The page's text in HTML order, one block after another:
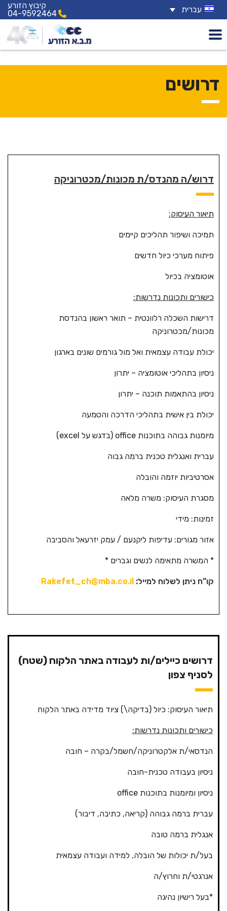
עברית
קיבוץ הזורע
04-9592464
דרושים
דרוש/ה מהנדס/ת מכונות/מכטרוניקה
תיאור העיסוק:
תמיכה ושיפור תהליכים קיימים
פיתוח מערכי כיול חדשים
אוטומציה בכיול
כישורים ותכונות נדרשות:
דרישות השכלה רלוונטית – תואר ראשון בהנדסת
מכונות/מכטרוניקה
יכולת עבודה עצמאית ואל מול גורמים שונים בארגון
ניסיון בתהליכי אוטומציה – יתרון
ניסיון בהתאמות תוכנה – יתרון
יכולת בין אישית בתהליכי הדרכה והטמעה
מיומנות גבוהה בתוכנות office (בדגש על excel)
עברית ואנגלית טכנית ברמה גבוה
אסרטיביות יוזמה והובלה
מסגרת העיסוק: משרה מלאה
זמינות: מידי
אזור מגורים: עדיפות ליקנעם / עמק יזרעאל והסביבה
* המשרה מתאימה לנשים וגברים *
קו”ח ניתן לשלוח למייל:
Rakefet_ch@mba.co.il
דרושים כיילים/ות לעבודה באתר הלקוח (שטח)
לסניף צפון
תיאור העיסוק: כיול (בדיקה\) ציוד מדידה באתר הלקוח
כישורים ותכונות נדרשות:
הנדסאי/ת אלקטרוניקה/חשמל/בקרה – חובה
ניסיון בעבודה טכנית-חובה
ניסיון ומיומנות בתוכנות office
עברית ברמה גבוהה (קריאה, כתיבה, דיבור)
אנגלית ברמה טובה
בעל/ת יכולות של הובלה, למידה ועבודה עצמאית
אנרגטי/ת וחרוץ/ה
*בעל רישיון נהיגה